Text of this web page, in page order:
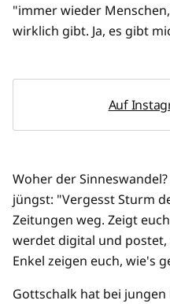
"immer wieder
wirklich gibt. Ja, es gibt
Auf
Woher der
jüngst: "Vergesst Sturm
Zeitungen weg. Zeigt
werdet digital und postet,
Enkel zeigen euch, wie's
Gottschalk hat bei